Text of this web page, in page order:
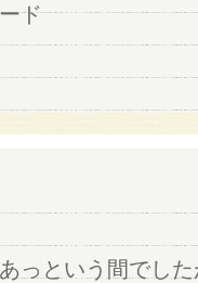
ド
っという間でした